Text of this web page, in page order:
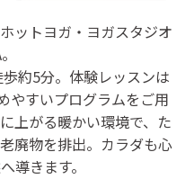
ワンダーシテ
ンピラティス
駅
ットヨガ・ヨガスタジオ
約5分。体験レッスンは
やすいプログラムをご用
上がる暖かい環境で、た
廃物を排出。カラダも心
導きます。